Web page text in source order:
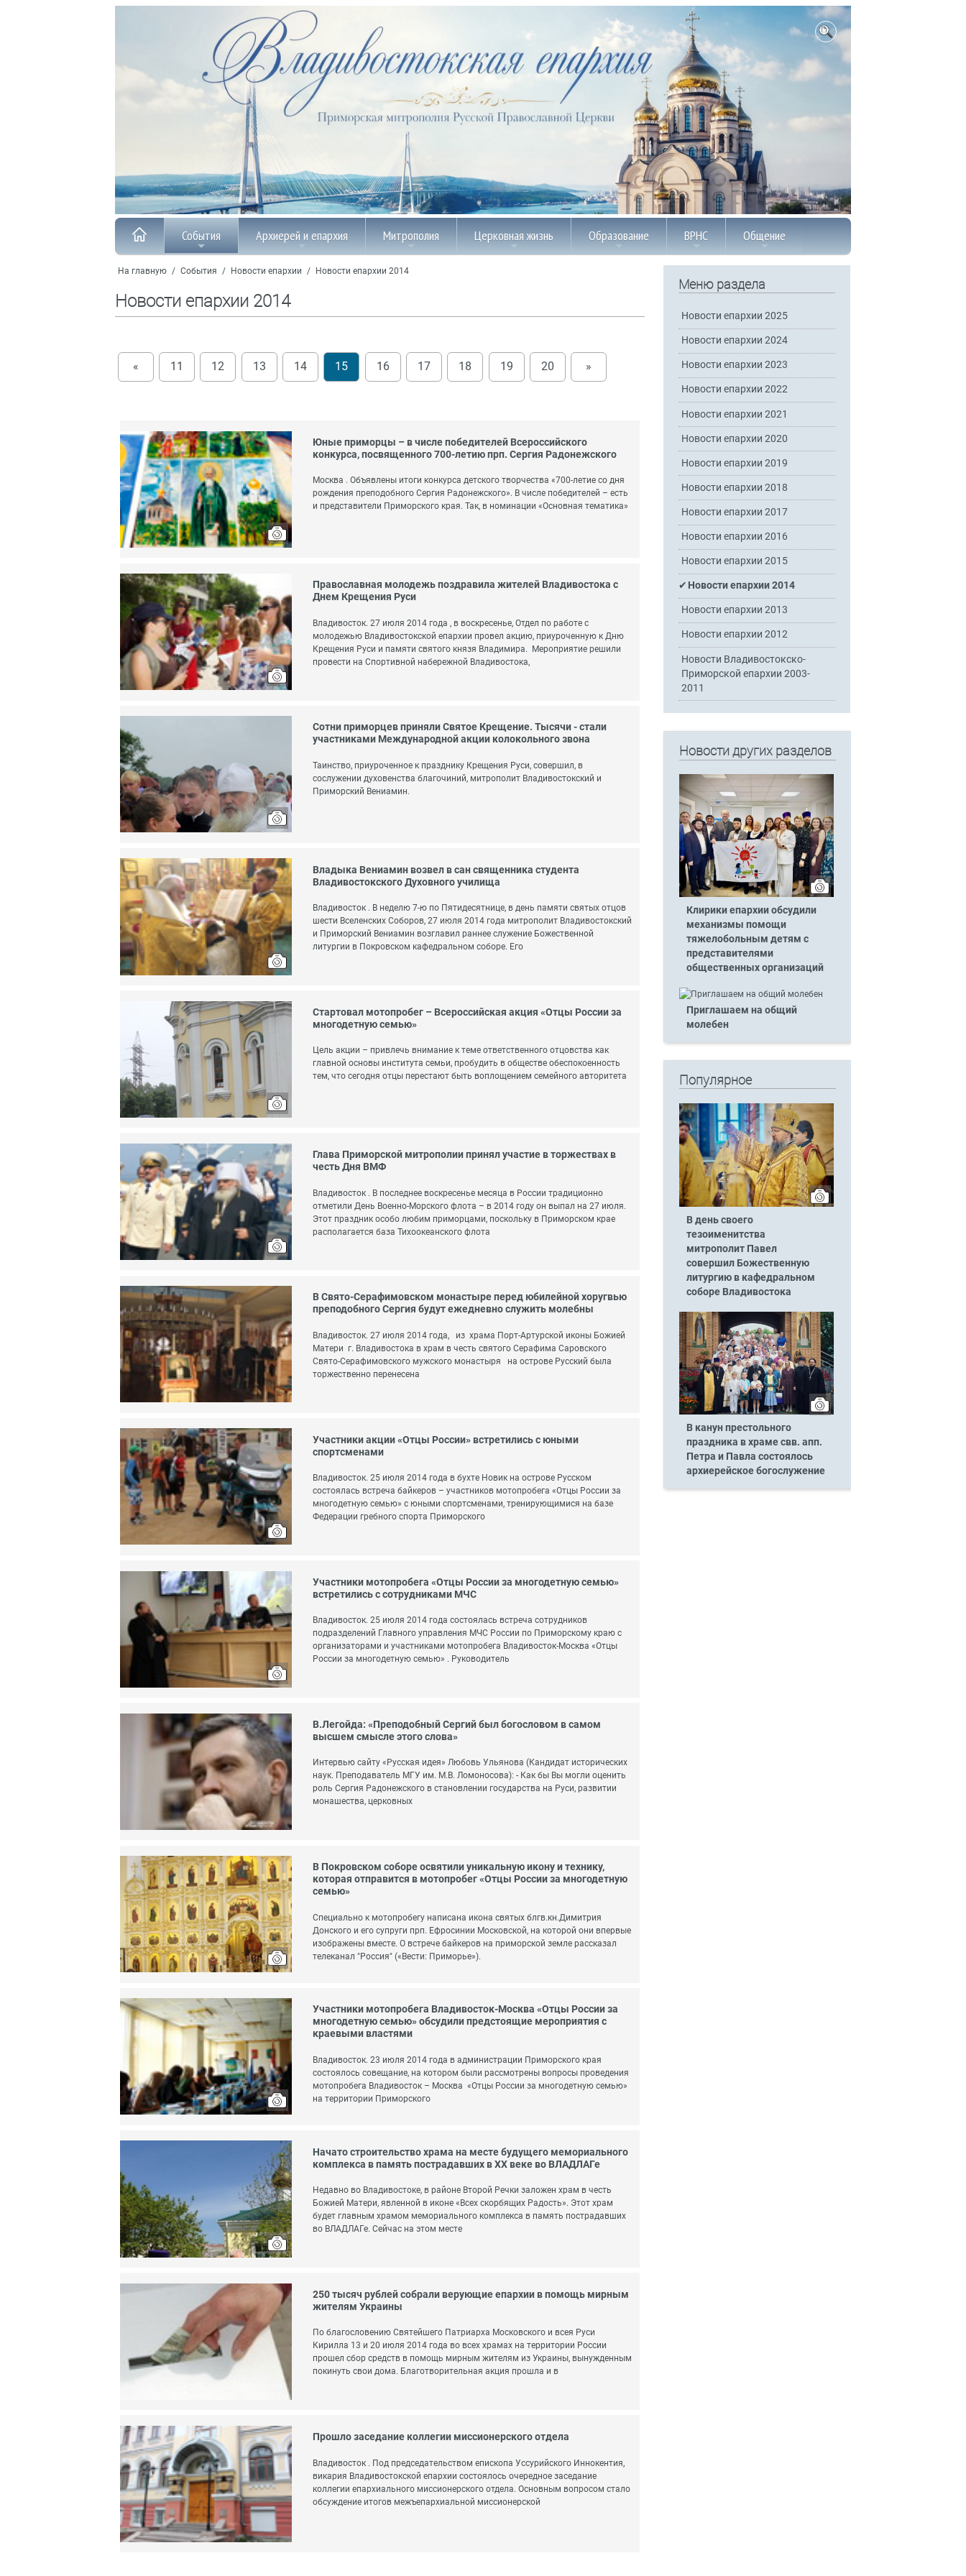
События Архиерей и епархия Митрополия Церковная жизнь Образование ВРНС Общение
На главную / События / Новости епархии / Новости епархии 2014
Новости епархии 2014
« 11 12 13 14 15 16 17 18 19 20 »
Юные приморцы – в числе победителей Всероссийского
конкурса, посвященного 700-летию прп. Сергия Радонежского
Москва . Объявлены итоги конкурса детского творчества «700-летие со дня
рождения преподобного Сергия Радонежского». В числе победителей – есть
и представители Приморского края. Так, в номинации «Основная тематика»
Православная молодежь поздравила жителей Владивостока с
Днем Крещения Руси
Владивосток. 27 июля 2014 года , в воскресенье, Отдел по работе с
молодежью Владивостокской епархии провел акцию, приуроченную к Дню
Крещения Руси и памяти святого князя Владимира. Мероприятие решили
провести на Спортивной набережной Владивостока,
Сотни приморцев приняли Святое Крещение. Тысячи - стали
участниками Международной акции колокольного звона
Таинство, приуроченное к празднику Крещения Руси, совершил, в
сослужении духовенства благочиний, митрополит Владивостокский и
Приморский Вениамин.
Владыка Вениамин возвел в сан священника студента
Владивостокского Духовного училища
Владивосток . В неделю 7-ю по Пятидесятнице, в день памяти святых отцов
шести Вселенских Соборов, 27 июля 2014 года митрополит Владивостокский
и Приморский Вениамин возглавил раннее служение Божественной
литургии в Покровском кафедральном соборе. Его
Стартовал мотопробег – Всероссийская акция «Отцы России за
многодетную семью»
Цель акции – привлечь внимание к теме ответственного отцовства как
главной основы института семьи, пробудить в обществе обеспокоенность
тем, что сегодня отцы перестают быть воплощением семейного авторитета
Глава Приморской митрополии принял участие в торжествах в
честь Дня ВМФ
Владивосток . В последнее воскресенье месяца в России традиционно
отметили День Военно-Морского флота – в 2014 году он выпал на 27 июля.
Этот праздник особо любим приморцами, поскольку в Приморском крае
располагается база Тихоокеанского флота
В Свято-Серафимовском монастыре перед юбилейной хоругвью
преподобного Сергия будут ежедневно служить молебны
Владивосток. 27 июля 2014 года, из храма Порт-Артурской иконы Божией
Матери г. Владивостока в храм в честь святого Серафима Саровского
Свято-Серафимовского мужского монастыря на острове Русский была
торжественно перенесена
Участники акции «Отцы России» встретились с юными
спортсменами
Владивосток. 25 июля 2014 года в бухте Новик на острове Русском
состоялась встреча байкеров – участников мотопробега «Отцы России за
многодетную семью» с юными спортсменами, тренирующимися на базе
Федерации гребного спорта Приморского
Участники мотопробега «Отцы России за многодетную семью»
встретились с сотрудниками МЧС
Владивосток. 25 июля 2014 года состоялась встреча сотрудников
подразделений Главного управления МЧС России по Приморскому краю с
организаторами и участниками мотопробега Владивосток-Москва «Отцы
России за многодетную семью» . Руководитель
В.Легойда: «Преподобный Сергий был богословом в самом
высшем смысле этого слова»
Интервью сайту «Русская идея» Любовь Ульянова (Кандидат исторических
наук. Преподаватель МГУ им. М.В. Ломоносова): - Как бы Вы могли оценить
роль Сергия Радонежского в становлении государства на Руси, развитии
монашества, церковных
В Покровском соборе освятили уникальную икону и технику,
которая отправится в мотопробег «Отцы России за многодетную
семью»
Специально к мотопробегу написана икона святых блгв.кн.Димитрия
Донского и его супруги прп. Ефросинии Московской, на которой они впервые
изображены вместе. О встрече байкеров на приморской земле рассказал
телеканал "Россия" («Вести: Приморье»).
Участники мотопробега Владивосток-Москва «Отцы России за
многодетную семью» обсудили предстоящие мероприятия с
краевыми властями
Владивосток. 23 июля 2014 года в администрации Приморского края
состоялось совещание, на котором были рассмотрены вопросы проведения
мотопробега Владивосток – Москва «Отцы России за многодетную семью»
на территории Приморского
Начато строительство храма на месте будущего мемориального
комплекса в память пострадавших в XX веке во ВЛАДЛАГе
Недавно во Владивостоке, в районе Второй Речки заложен храм в честь
Божией Матери, явленной в иконе «Всех скорбящих Радость». Этот храм
будет главным храмом мемориального комплекса в память пострадавших
во ВЛАДЛАГе. Сейчас на этом месте
250 тысяч рублей собрали верующие епархии в помощь мирным
жителям Украины
По благословению Святейшего Патриарха Московского и всея Руси
Кирилла 13 и 20 июля 2014 года во всех храмах на территории России
прошел сбор средств в помощь мирным жителям из Украины, вынужденным
покинуть свои дома. Благотворительная акция прошла и в
Прошло заседание коллегии миссионерского отдела
Владивосток . Под председательством епископа Уссурийского Иннокентия,
викария Владивостокской епархии состоялось очередное заседание
коллегии епархиального миссионерского отдела. Основным вопросом стало
обсуждение итогов межъепархиальной миссионерской
Меню раздела
Новости епархии 2025
Новости епархии 2024
Новости епархии 2023
Новости епархии 2022
Новости епархии 2021
Новости епархии 2020
Новости епархии 2019
Новости епархии 2018
Новости епархии 2017
Новости епархии 2016
Новости епархии 2015
Новости епархии 2014
Новости епархии 2013
Новости епархии 2012
Новости Владивостокско-
Приморской епархии 2003-
2011
Новости других разделов
Клирики епархии обсудили
механизмы помощи
тяжелобольным детям с
представителями
общественных организаций
Приглашаем на общий
молебен
Популярное
В день своего
тезоименитства
митрополит Павел
совершил Божественную
литургию в кафедральном
соборе Владивостока
В канун престольного
праздника в храме свв. апп.
Петра и Павла состоялось
архиерейское богослужение